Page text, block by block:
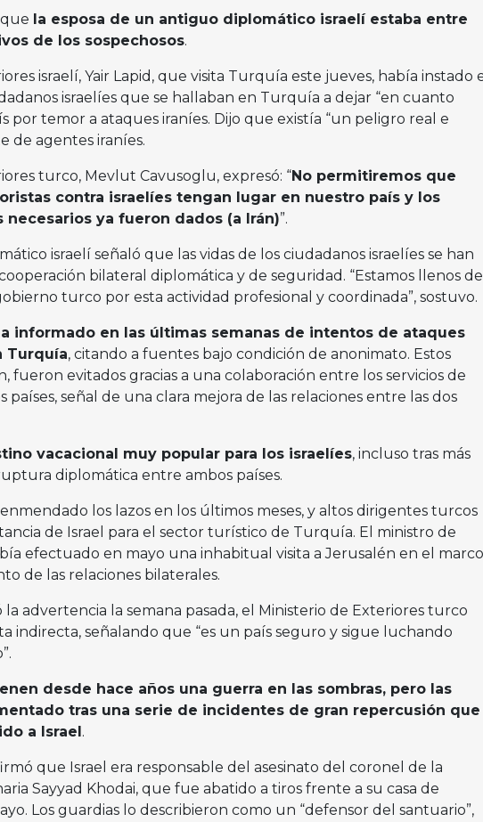
la esposa de un antiguo diplomático israelí estaba entre
de los sospechosos.
israelí, Yair Lapid, que visita Turquía este jueves, había instado
israelíes que se hallaban en Turquía a dejar “en cuanto
por temor a ataques iraníes. Dijo que existía “un peligro real e
de agentes iraníes.
turco, Mevlut Cavusoglu, expresó: “No permitiremos que
contra israelíes tengan lugar en nuestro país y los
necesarios ya fueron dados (a Irán)”.
israelí señaló que las vidas de los ciudadanos israelíes se han
bilateral diplomática y de seguridad. “Estamos llenos de
turco por esta actividad profesional y coordinada”, sostuvo.
informado en las últimas semanas de intentos de ataques
Turquía, citando a fuentes bajo condición de anonimato. Estos
fueron evitados gracias a una colaboración entre los servicios de
países, señal de una clara mejora de las relaciones entre las dos
vacacional muy popular para los israelíes, incluso tras más
diplomática entre ambos países.
los lazos en los últimos meses, y altos dirigentes turcos
de Israel para el sector turístico de Turquía. El ministro de
efectuado en mayo una inhabitual visita a Jerusalén en el marco
de las relaciones bilaterales.
la advertencia la semana pasada, el Ministerio de Exteriores turco
indirecta, señalando que “es un país seguro y sigue luchando
desde hace años una guerra en las sombras, pero las
tras una serie de incidentes de gran repercusión que
a Israel .
que Israel era responsable del asesinato del coronel de la
Sayyad Khodai, que fue abatido a tiros frente a su casa de
Los guardias lo describieron como un “defensor del santuario”,